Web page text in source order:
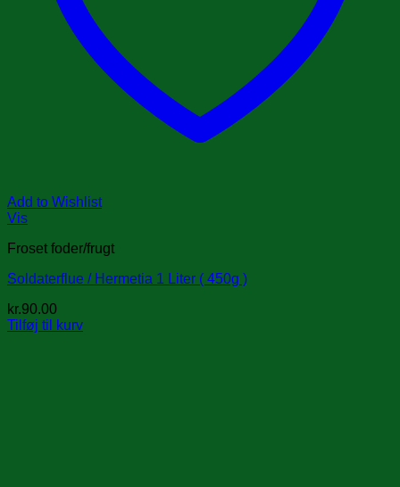
Add to Wishlist
Vis
Froset foder/frugt
Soldaterflue / Hermetia 1 Liter ( 450g )
kr.90.00
Tilføj til kurv